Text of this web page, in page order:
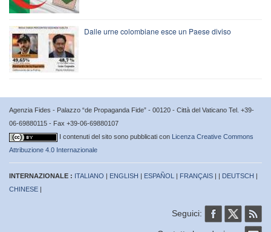
Dalle urne colombiane esce un Paese diviso
Agenzia Fides - Palazzo “de Propaganda Fide” - 00120 - Città del Vaticano Tel. +39-
06-69880115 - Fax +39-06-69880107
I contenuti del sito sono pubblicati con Licenza Creative Commons
Attribuzione 4.0 Internazionale
INTERNAZIONALE : ITALIANO | ENGLISH | ESPAÑOL | FRANÇAIS | | DEUTSCH |
CHINESE |
Seguici: